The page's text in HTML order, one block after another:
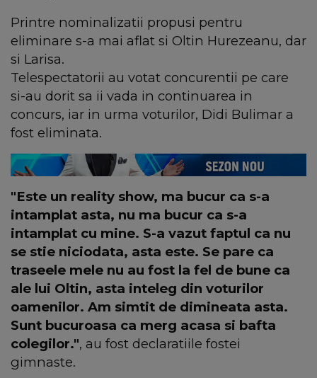
Printre nominalizatii propusi pentru
eliminare s-a mai aflat si Oltin Hurezeanu, dar
si Larisa.
Telespectatorii au votat concurentii pe care
si-au dorit sa ii vada in continuarea in
concurs, iar in urma voturilor, Didi Bulimar a
fost eliminata.
"Este un reality show, ma bucur ca s-a
intamplat asta, nu ma bucur ca s-a
intamplat cu mine. S-a vazut faptul ca nu
se stie niciodata, asta este. Se pare ca
traseele mele nu au fost la fel de bune ca
ale lui Oltin, asta inteleg din voturilor
oamenilor. Am simtit de dimineata asta.
Sunt bucuroasa ca merg acasa si bafta
colegilor.", au fost declaratiile fostei
gimnaste.